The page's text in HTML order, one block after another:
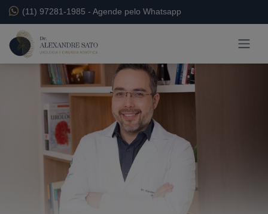
(11) 97281-1985 - Agende pelo Whatsapp